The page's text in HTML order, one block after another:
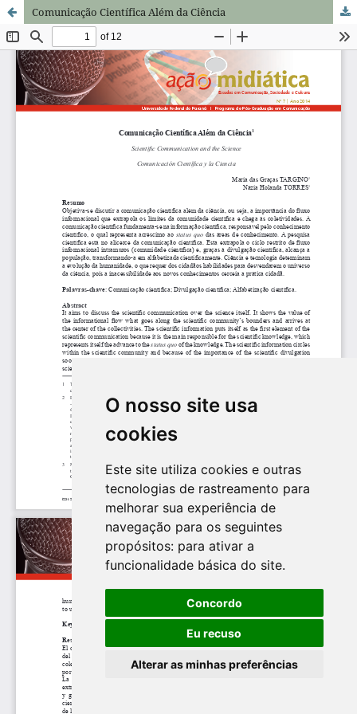
O nosso site usa
cookies
Este site utiliza cookies e outras
tecnologias de rastreamento para
melhorar sua experiência de
navegação para os seguintes
propósitos: para ativar a
funcionalidade básica do site.
Concordo
Eu recuso
Alterar as minhas preferências
Comunicação Científica Além da Ciência